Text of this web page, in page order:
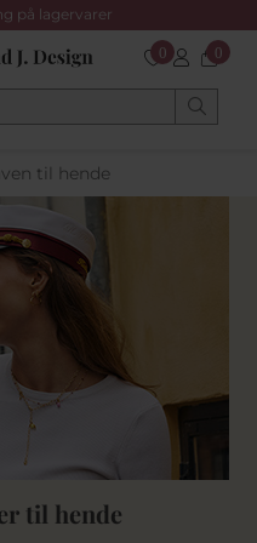
på lagervarer
0 0
til hende
til hende